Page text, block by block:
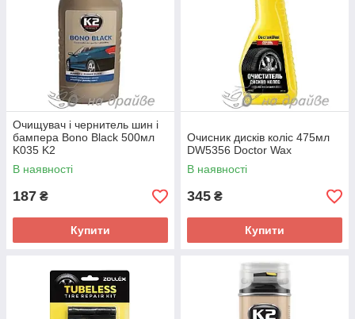
Очищувач і чернитель шин і
бампера Bono Black 500мл
K035 K2
В наявності
187 ₴
Купити
Очисник дисків коліс 475мл
DW5356 Doctor Wax
В наявності
345 ₴
Купити